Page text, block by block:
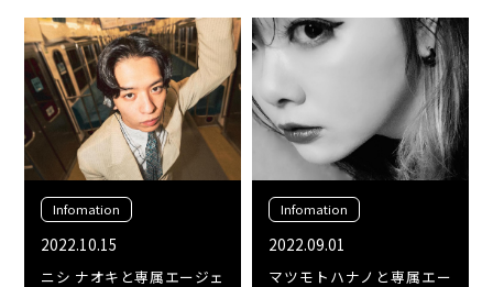
Infomation
2022.10.15
ニシ ナオキと専属エージェ
Infomation
2022.09.01
マツモトハナノと専属エー